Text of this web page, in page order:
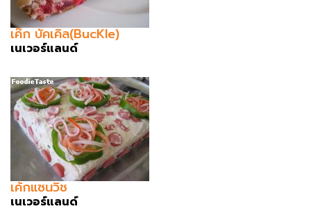
เค๊ก บัคเคิล(BucKle)
เนเวอร์แลนด์
เค้กแซนวิช
เนเวอร์แลนด์